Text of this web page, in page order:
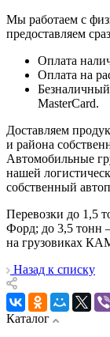
Мы работаем с
предоставляем
Оплата
Оплата на
MasterCard.
Доставляем
и района
Автомобильные
нашей
собственный
Перевозки до 1,5
Форд; до 3,5 тонн
на грузовиках
Назад к списку
Каталог